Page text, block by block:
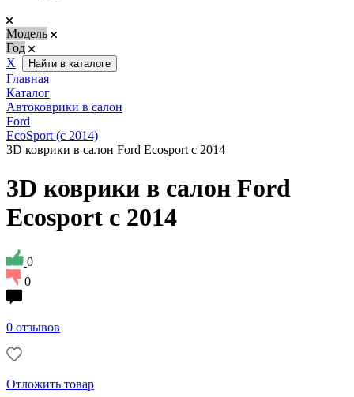
Модель
Год
Х
Найти в каталоге
Главная
Каталог
Автоковрики в салон
Ford
EcoSport (с 2014)
3D коврики в салон Ford Ecosport с 2014
3D коврики в салон Ford
Ecosport с 2014
0
0
0 отзывов
Отложить товар